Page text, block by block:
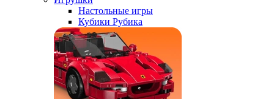
Настольные игры
Кубики Рубика